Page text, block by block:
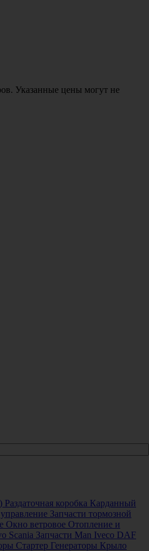
Указанные цены могут не
Раздаточная коробка Карданный
Запчасти тормозной
Окно ветровое Отопление и
Scania Запчасти Man Iveco DAF
Стартер Генераторы Крыло